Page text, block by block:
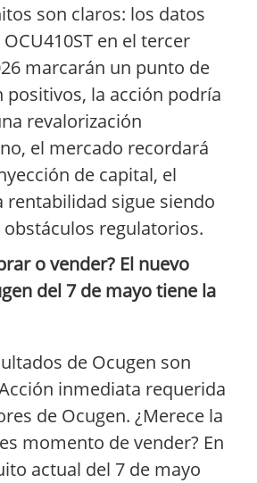
son claros: los datos
en el tercer
marcarán un punto de
positivos, la acción podría
revalorización
el mercado recordará
de capital, el
rentabilidad sigue siendo
regulatorios.
o vender? El nuevo
del 7 de mayo tiene la
de Ocugen son
inmediata requerida
de Ocugen. ¿Merece la
momento de vender? En
actual del 7 de mayo